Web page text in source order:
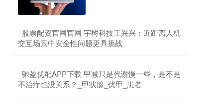
​股票配资官网官网 宇树科技王兴兴：近距离人机
交互场景中安全性问题更具挑战
​驰盈优配APP下载 甲减只是代谢慢一些，是不是
不治疗也没关系？_甲状腺_优甲_患者